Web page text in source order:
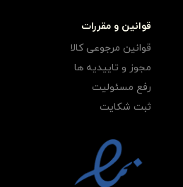
قوانین و مقررات
قوانین مرجوعی کالا
مجوز و تاییدیه ها
رفع مسئولیت
ثبت شکایت